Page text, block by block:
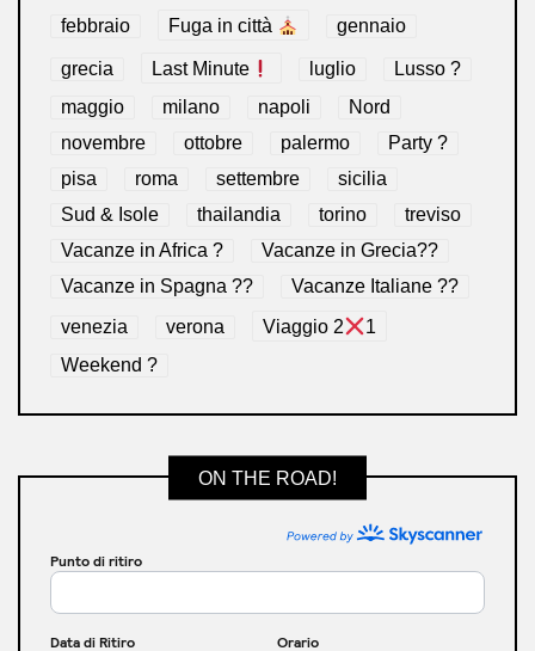
febbraio Fuga in città gennaio
grecia Last Minute luglio
Lusso ?
maggio
milano napoli
Nord
novembre
ottobre palermo
Party ?
pisa
roma settembre
sicilia
Sud & Isole
thailandia torino
treviso
Vacanze in Africa ?
Vacanze in Grecia??
Vacanze in Spagna ??
Vacanze Italiane ??
venezia verona Viaggio 2
1
Weekend ?
ON THE ROAD!